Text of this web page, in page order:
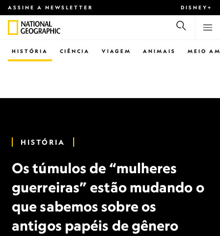
ASSINE A NEWSLETTER DISNEY+
CIÊNCIA VIAGEM ANIMAIS
HISTÓRIA MEIO
HISTÓRIA
Os túmulos de “mulheres
guerreiras” estão mudando o
que sabemos sobre os
antigos papéis de gênero